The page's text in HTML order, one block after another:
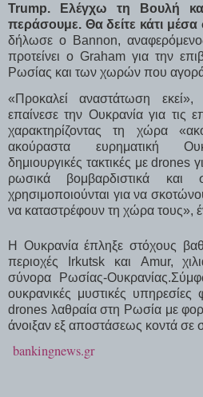
Trump. Ελέγχω τη Βουλή
περάσουμε. Θα δείτε κάτι μέσα
δήλωσε ο Bannon,
προτείνει ο Graham για την
Ρωσίας και των χωρών που
«Προκαλεί αναστάτωση
επαίνεσε την Ουκρανία για τις
χαρακτηρίζοντας τη χώρα
ακούραστα ευρηματική
δημιουργικές τακτικές με drones
ρωσικά βομβαρδιστικά και
χρησιμοποιούνται για να
να καταστρέφουν τη χώρα τους»,
Η Ουκρανία έπληξε στόχους
περιοχές Irkutsk και Amur,
σύνορα Ρωσίας-
ουκρανικές μυστικές υπηρεσίες
drones λαθραία στη Ρωσία με
άνοιξαν εξ αποστάσεως κοντά σε
bankingnews.gr